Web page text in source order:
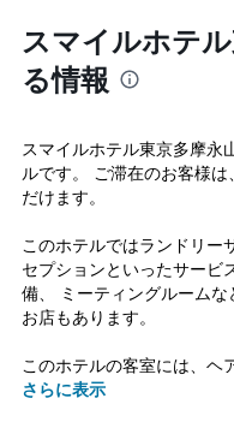
スマイルホテ
る情報
スマイルホテル東京多摩永
ルです。 ご滞在のお客様
だけます。
このホテルではランドリー
セプションといったサービ
備、 ミーティングルーム
お店もあります。
このホテルの客室には、ヘ
さらに表示